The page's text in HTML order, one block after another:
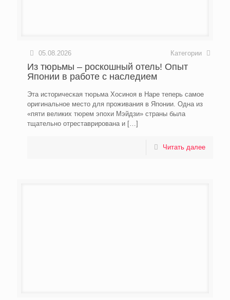
05.08.2026 Категории
Из тюрьмы – роскошный отель! Опыт
Японии в работе с наследием
Эта историческая тюрьма Хосиноя в Наре теперь самое
оригинальное место для проживания в Японии. Одна из
«пяти великих тюрем эпохи Мэйдзи» страны была
тщательно отреставрирована и […]
Читать далее